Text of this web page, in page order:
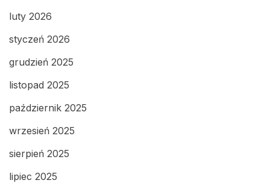
luty 2026
styczeń 2026
grudzień 2025
listopad 2025
październik 2025
wrzesień 2025
sierpień 2025
lipiec 2025